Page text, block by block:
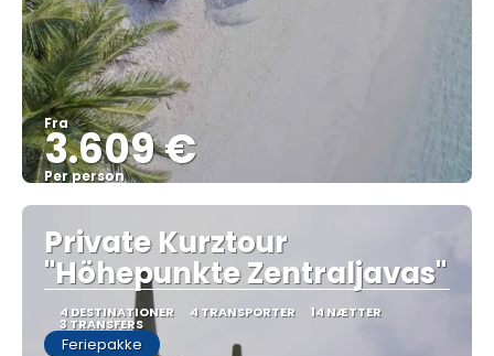
Fra
3.609 €
Per person
Se
Private Kurztour
"Höhepunkte Zentraljavas"
4 DESTINATIONER 4 TRANSPORTER 14 NÆTTER
3 TRANSFERS
Feriepakke